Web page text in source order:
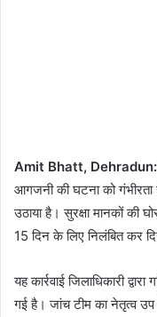
Amit Bhatt, Dehradun:
आगजनी की घटना को
उठाया है। सुरक्षा मानकों की
15 दिन के लिए निलंबित कर
यह कार्रवाई जिलाधिकारी
गई है। जांच टीम का नेतृत्व उप